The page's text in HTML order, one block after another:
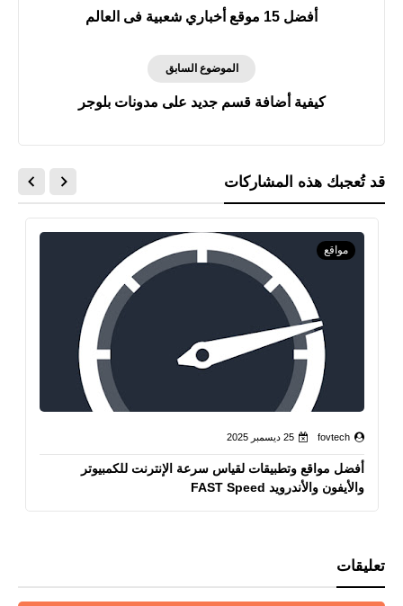
أفضل 15 موقع أخباري شعبية فى العالم
الموضوع السابق
كيفية أضافة قسم جديد على مدونات بلوجر
قد تُعجبك هذه المشاركات
مواقع
fovtech 25 ديسمبر 2025
أفضل مواقع وتطبيقات لقياس سرعة الإنترنت للكمبيوتر
والأيفون والأندرويد FAST Speed
تعليقات